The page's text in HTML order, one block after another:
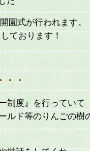
園式が行われます。
ております！
・・
制度』を行っていて
ルド等のりんごの